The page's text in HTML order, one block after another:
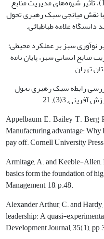
نقش میانجی سبک رهبری تحول
دانشگاه علامه طباطبائی.
رسولی، رضا (1399)، تأثیر نوآوری سبز بر عملکرد محیطی:
انسانی سبز، پایان نامه
تهران.
میرکمالی, کرمپور. (1390) بررسی رابطه سبک رهبری تحول
3(3), 21.
Appelbaum, E., Bailey, T.,
Manufacturing advantage:
pay off. Cornell University
Armitage, A. and Keeble-Allen,
basics form the foundation of
Management, 18, p.48.
Alexander Arthur, C. and
leadership: A quasi-
Development Journal, 35(1),